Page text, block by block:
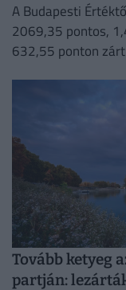
A Budapesti
2069,35 pontos,
632,55 ponton
Tovább ketyeg
partján: